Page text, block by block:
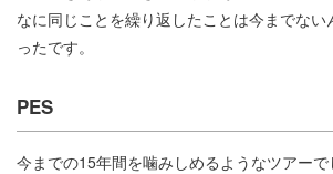
なに同じことを繰り返したことは今までな
ったです。
PES
今までの15年間を噛みしめるようなツアーで